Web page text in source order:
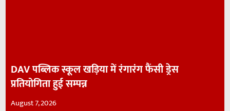
DAV पब्लिक स्कूल खड़िया में रंगारंग फैंसी ड्रेस
प्रतियोगिता हुई सम्पन्न
August 7, 2026